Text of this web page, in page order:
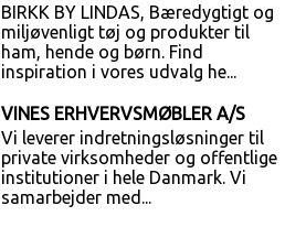
BIRKK BY LINDAS, Bæredygtigt og
miljøvenligt tøj og produkter til
ham, hende og børn. Find
inspiration i vores udvalg he...
VINES ERHVERVSMØBLER A/S
Vi leverer indretningsløsninger til
private virksomheder og offentlige
institutioner i hele Danmark. Vi
samarbejder med...